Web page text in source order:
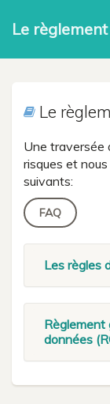
Le règlement
Le
Une traversée
risques et
suivants:
FAQ
Les règles
Règlement
données